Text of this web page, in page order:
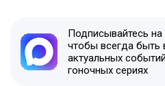
Подписывайтесь
чтобы всегда быть
актуальных
гоночных сериях